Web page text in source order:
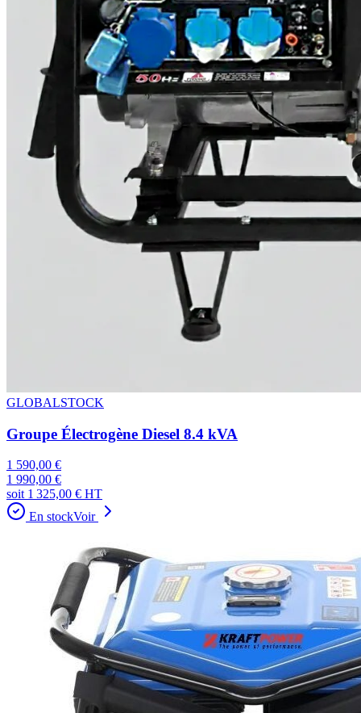
GLOBALSTOCK
Groupe Électrogène Diesel 8.4 kVA
1 590,00 €
1 990,00 €
soit 1 325,00 € HT
En stockVoir